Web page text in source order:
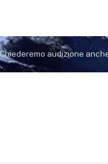
audizione